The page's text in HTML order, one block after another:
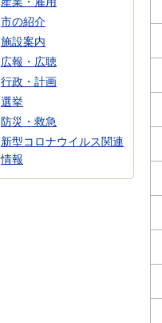
市の紹介
施設案内
広報・広聴
行政・計画
選挙
防災・救急
新型コロナウイルス関連
情報